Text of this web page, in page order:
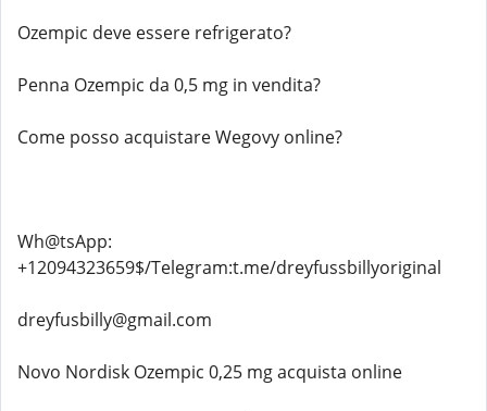
Ozempic deve essere refrigerato?
Penna Ozempic da 0,5 mg in vendita?
Come posso acquistare Wegovy online?
Wh@tsApp:
+12094323659$/Telegram:t.me/dreyfussbillyoriginal
dreyfusbilly@gmail.com
Novo Nordisk Ozempic 0,25 mg acquista online